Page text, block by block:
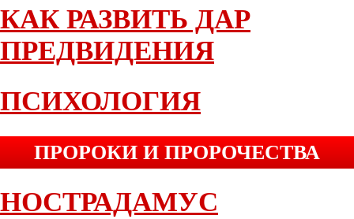
КАК РАЗВИТЬ ДАР
ПРЕДВИДЕНИЯ
ПСИХОЛОГИЯ
ПРОРОКИ И ПРОРОЧЕСТВА
НОСТРАДАМУС